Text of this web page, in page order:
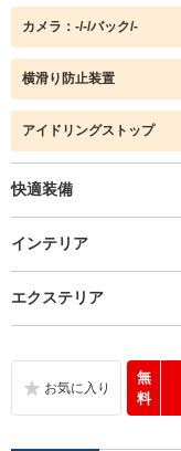
カメラ：-/-/バック/-
横滑り防止装置
アイドリングストップ
快適装備
インテリア
エクステリア
無
料